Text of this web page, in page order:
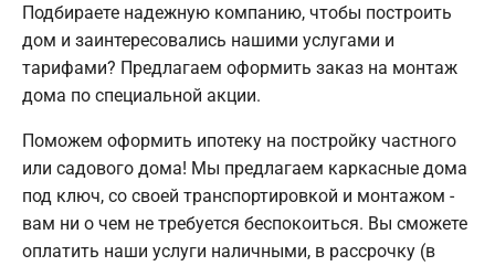
Подбираете надежную компанию, чтобы построить
дом и заинтересовались нашими услугами и
тарифами? Предлагаем оформить заказ на монтаж
дома по специальной акции.
Поможем оформить ипотеку на постройку частного
или садового дома! Мы предлагаем каркасные дома
под ключ, со своей транспортировкой и монтажом -
вам ни о чем не требуется беспокоиться. Вы сможете
оплатить наши услуги наличными, в рассрочку (в